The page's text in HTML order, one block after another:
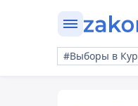
#Выборы в